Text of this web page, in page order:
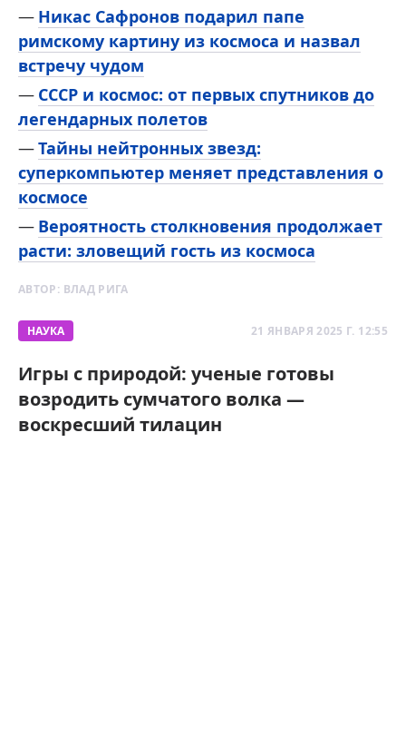
Никас Сафронов подарил папе
римскому картину из космоса и назвал
встречу чудом
СССР и космос: от первых спутников до
легендарных полетов
Тайны нейтронных звезд:
суперкомпьютер меняет представления о
космосе
Вероятность столкновения продолжает
расти: зловещий гость из космоса
АВТОР: ВЛАД РИГА
НАУКА 21 ЯНВАРЯ 2025 Г. 12:55
Игры с природой: ученые готовы
возродить сумчатого волка —
воскресший тилацин